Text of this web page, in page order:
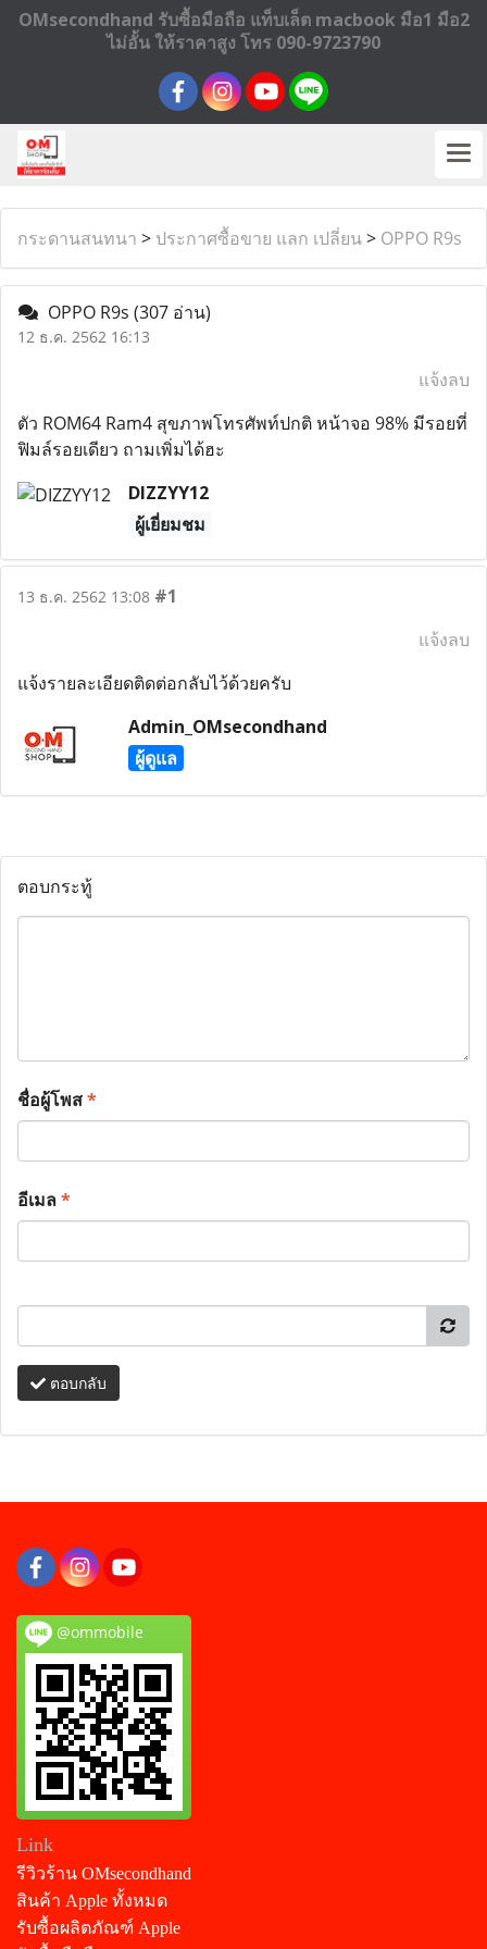
OMsecondhand รับซื้อมือถือ แท็บเล็ต macbook มือ1 มือ2
ไม่อั้น ให้ราคาสูง โทร 090-9723790
กระดานสนทนา > ประกาศซื้อขาย แลก เปลี่ยน> OPPO R9s
OPPO R9s (307 อ่าน)
12 ธ.ค. 2562 16:13
แจ้งลบ
ตัว ROM64 Ram4 สุขภาพโทรศัพท์ปกติ หน้าจอ 98% มีรอยที่
ฟิมล์รอยเดียว ถามเพิ่มได้ฮะ
DIZZYY12
ผู้เยี่ยมชม
13 ธ.ค. 2562 13:08 #1
แจ้งลบ
แจ้งรายละเอียดติดต่อกลับไว้ด้วยครับ
Admin_OMsecondhand
ผู้ดูแล
ตอบกระทู้
ชื่อผู้โพส*
อีเมล*
ตอบกลับ
@ommobile
Link
รีวิวร้าน OMsecondhand
สินค้า Apple ทั้งหมด
รับซื้อผลิตภัณฑ์ Apple